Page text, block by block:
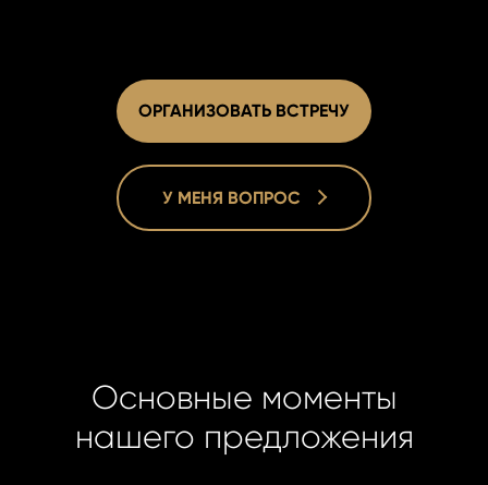
ОРГАНИЗОВАТЬ ВСТРЕЧУ
У МЕНЯ ВОПРОС
Основные моменты
нашего предложения